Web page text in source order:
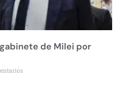
de Milei por